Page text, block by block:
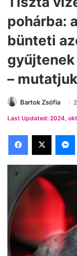
pohárba:
bünteti
–
Bartok Zsófia
Last Updated: 2024,
Facebook
X